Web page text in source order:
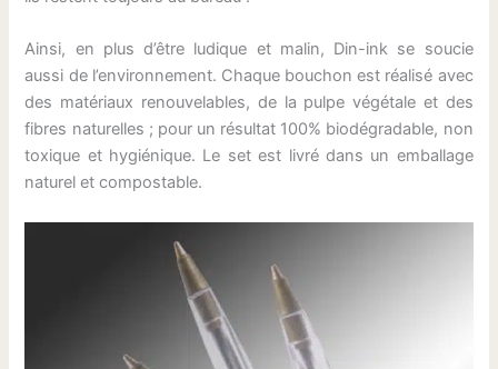
Ainsi, en plus d’être ludique et malin, Din-ink se soucie
aussi de l’environnement. Chaque bouchon est réalisé avec
des matériaux renouvelables, de la pulpe végétale et des
fibres naturelles ; pour un résultat 100% biodégradable, non
toxique et hygiénique. Le set est livré dans un emballage
naturel et compostable.